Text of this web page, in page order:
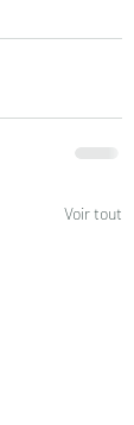
Voir tout